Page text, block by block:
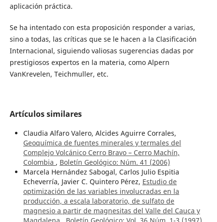
aplicación práctica.
Se ha intentado con esta proposición responder a varias,
sino a todas, las críticas que se le hacen a la Clasificación
Internacional, siguiendo valiosas sugerencias dadas por
prestigiosos expertos en la materia, como Alpern
VanKrevelen, Teichmuller, etc.
Artículos similares
Claudia Alfaro Valero, Alcides Aguirre Corrales,
Geoquímica de fuentes minerales y termales del
Complejo Volcánico Cerro Bravo – Cerro Machín,
Colombia , Boletín Geológico: Núm. 41 (2006)
Marcela Hernández Sabogal, Carlos Julio Espitia
Echeverría, Javier C. Quintero Pérez, Estudio de
optimización de las variables involucradas en la
producción, a escala laboratorio, de sulfato de
magnesio a partir de magnesitas del Valle del Cauca y